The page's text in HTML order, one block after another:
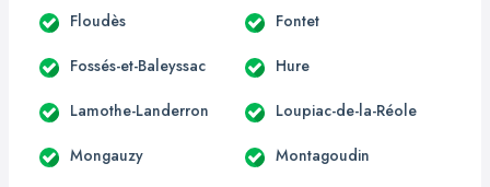
Floudès Fontet
Fossés-et-Baleyssac Hure
Lamothe-Landerron Loupiac-de-la-Réole
Mongauzy Montagoudin